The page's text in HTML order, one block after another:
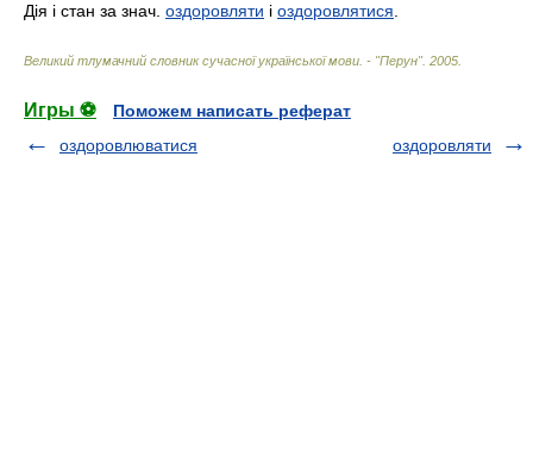
Дія і стан за знач. оздоровляти і оздоровлятися
Великий тлумачний словник сучасної української мови. - "Перун". 2005
Игры ⚽
Поможем написать реферат
оздоровлюватися
оздоровляти